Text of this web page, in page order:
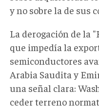
y no sobre la de sus
La derogación de la
que impedía la
semiconductores
Arabia Saudita y
una señal clara:
ceder terreno